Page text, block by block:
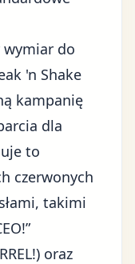
wymiar do
'n Shake
kampanię
dla
to
czerwonych
takimi
oraz